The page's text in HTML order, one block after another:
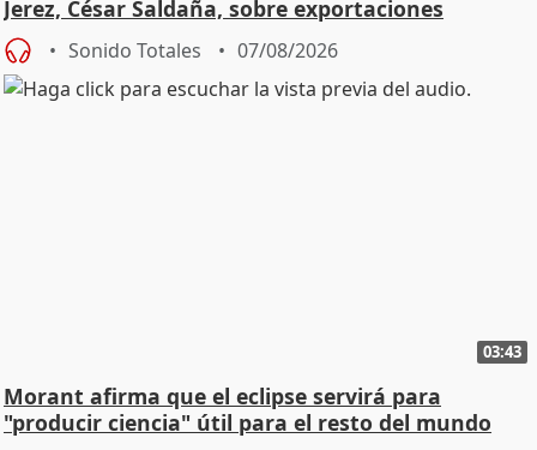
Jerez, César Saldaña, sobre exportaciones
Sonido Totales 07/08/2026
03:43
Morant afirma que el eclipse servirá para
"producir ciencia" útil para el resto del mundo